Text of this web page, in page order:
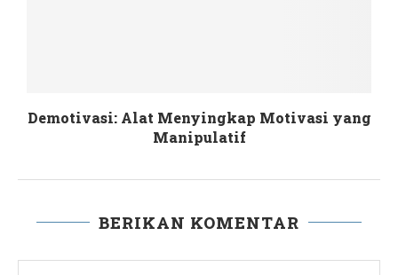
Demotivasi: Alat Menyingkap Motivasi yang
Manipulatif
BERIKAN KOMENTAR